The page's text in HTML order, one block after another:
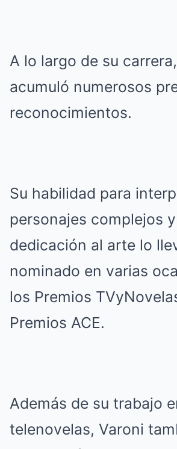
A lo largo de su
acumuló numerosos
reconocimientos.
Su habilidad para
personajes complejos
dedicación al arte lo
nominado en varias
los Premios
Premios ACE.
Además de su trabajo
telenovelas, Varoni